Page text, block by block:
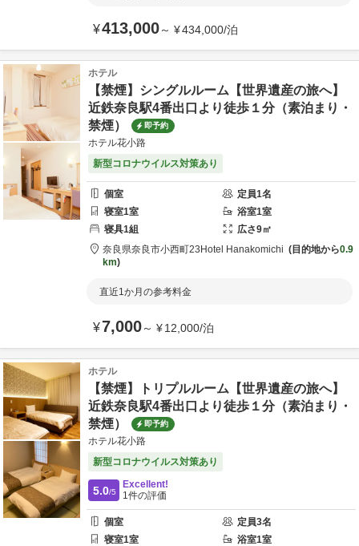
¥413,000～ ¥434,000/泊
ホテル
【禁煙】シングルルーム【世界遺産の旅へ】
近鉄奈良駅4番出口より徒歩１分（素泊まり・
禁煙）
即予約
ホテル花小路
新型コロナウイルス対策あり
個室 定員1名
寝室1室 浴室1室
寝具1組 広さ9㎡
奈良県奈良市小西町23 Hotel Hanakomichi 目的地から0.9
km
直近1か月の参考料金
¥7,000～ ¥12,000/泊
ホテル
【禁煙】トリプルルーム【世界遺産の旅へ】
近鉄奈良駅4番出口より徒歩１分（素泊まり・
禁煙）
即予約
ホテル花小路
新型コロナウイルス対策あり
5.0/5
Excellent!
1件の評価
個室 定員3名
寝室1室 浴室1室